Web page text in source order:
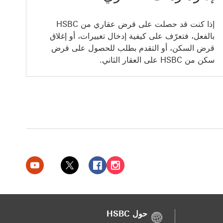
إذا كنت قد حصلت على قرض عقاري من HSBC
بالفعل، فتعرّف على كيفية إدخال تغييرات، أو إغلاق
قرض السكن، أو التقدم بطلب للحصول على قرض
سكن من HSBC على العقار الثاني.
بنك HSBC الإمارات العربية المتحدة على إنستغرام سيتم فتح هذا الرابط في نافذة جديدة بنك HSBC الإمارات العربية المتحدة على فيسبوك سيتم فتح هذا الرابط في نافذة جديدة بنك HSBC الإمارات العربية المتحدة على تويتر سيتم فتح هذا الرابط في نافذة جديدة بنك HSBC الإمارات العربية المتحدة على يوتيوب سيتم فتح هذا الرابط في نافذة جديدة
حول HSBC